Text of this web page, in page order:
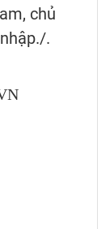
chủ
.